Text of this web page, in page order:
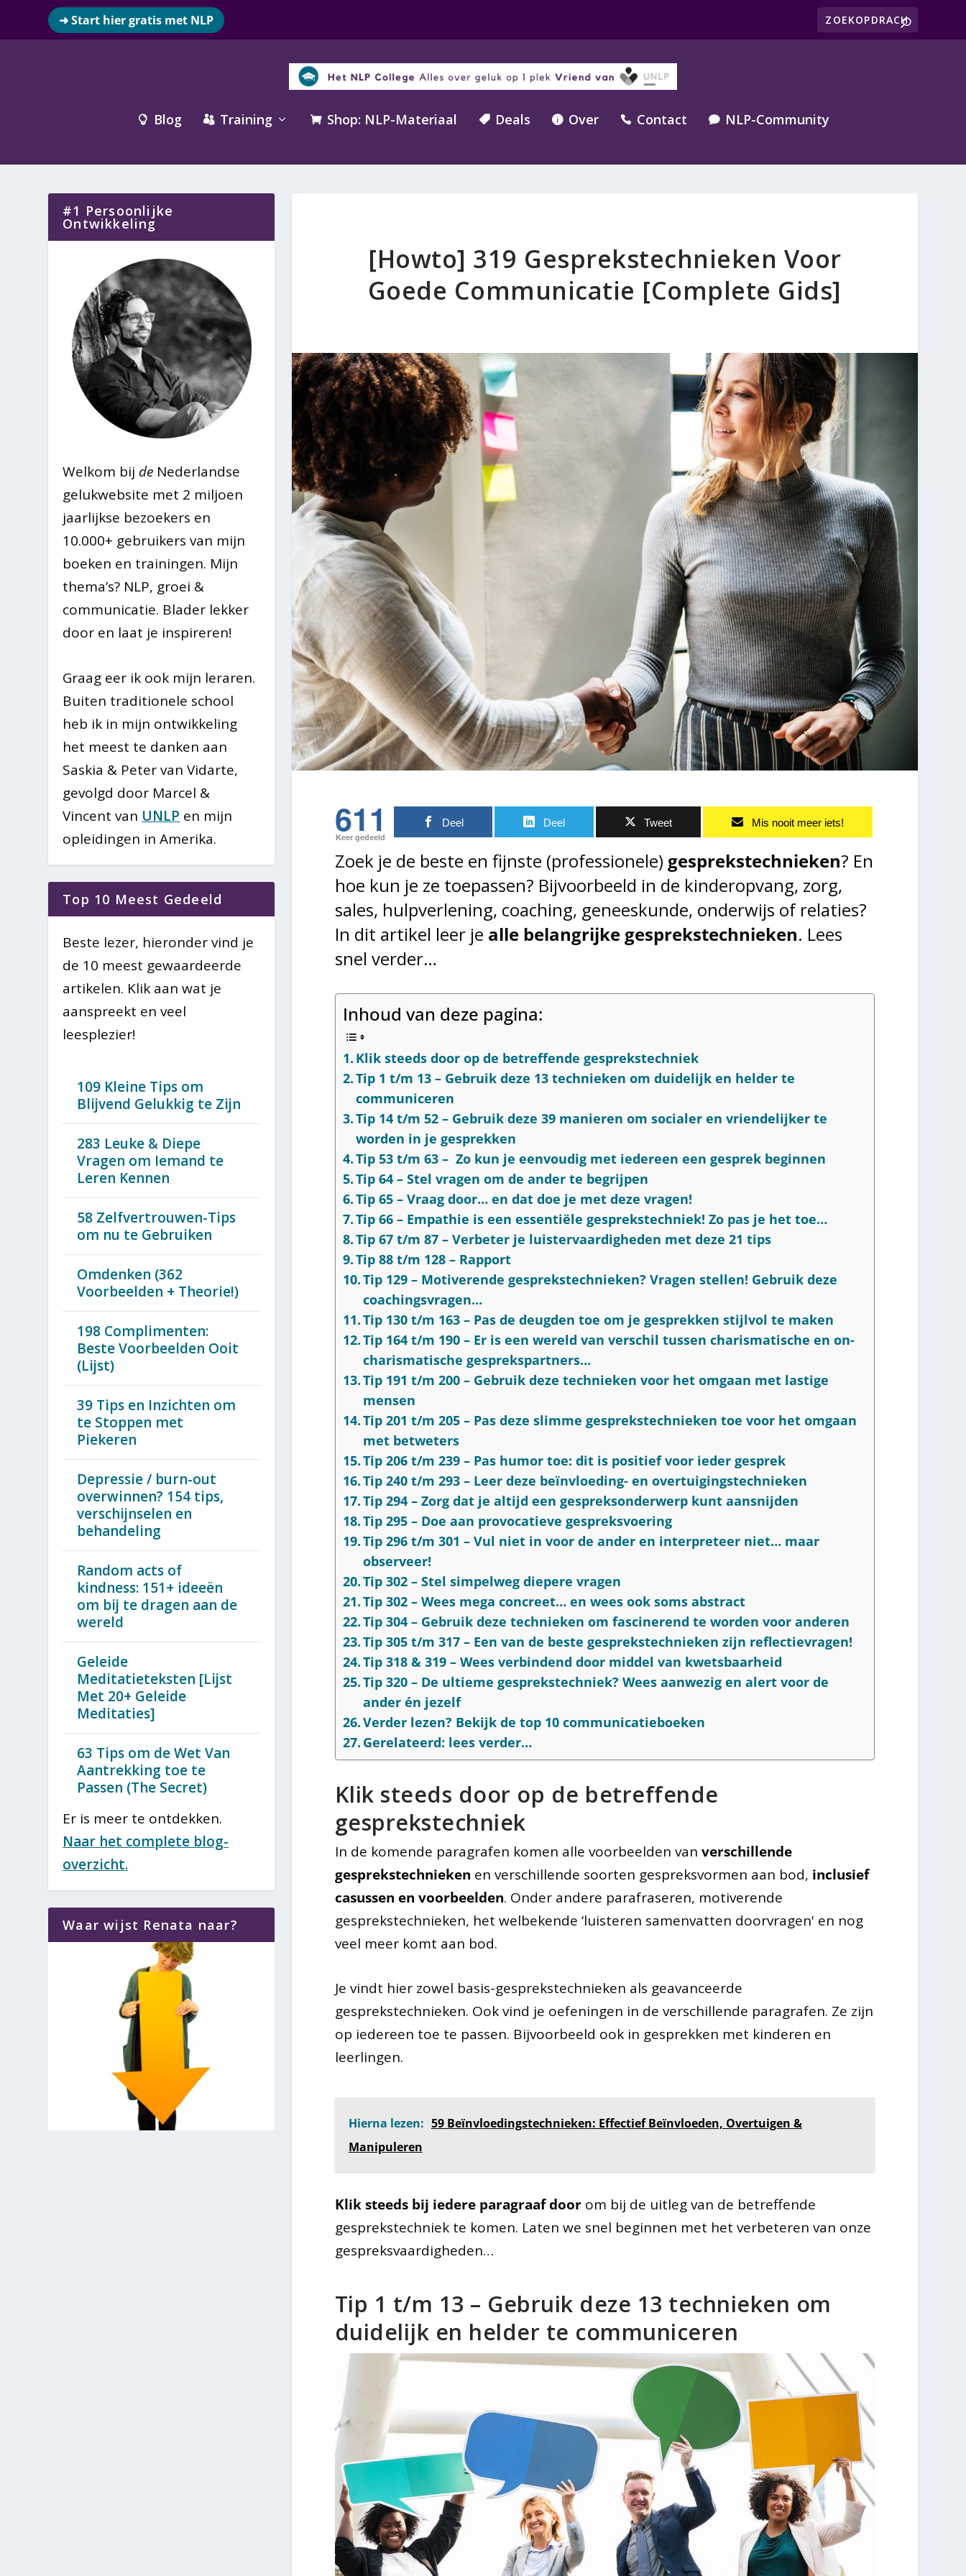
➜ Start hier gratis met NLP
 Blog  Training  Shop: NLP-Materiaal  Deals  Over  Contact  NLP-Community
[Howto] 319 Gesprekstechnieken Voor
Goede Communicatie [Complete Gids]
611
Keer gedeeld
Deel Deel Tweet Mis nooit meer iets!
Zoek je de beste en fijnste (professionele) gesprekstechnieken? En
hoe kun je ze toepassen? Bijvoorbeeld in de kinderopvang, zorg,
sales, hulpverlening, coaching, geneeskunde, onderwijs of relaties?
In dit artikel leer je alle belangrijke gesprekstechnieken. Lees
snel verder…
Inhoud van deze pagina:
Klik steeds door op de betreffende gesprekstechniek
Tip 1 t/m 13 – Gebruik deze 13 technieken om duidelijk en helder te
communiceren
Tip 14 t/m 52 – Gebruik deze 39 manieren om socialer en vriendelijker te
worden in je gesprekken
Tip 53 t/m 63 – Zo kun je eenvoudig met iedereen een gesprek beginnen
Tip 64 – Stel vragen om de ander te begrijpen
Tip 65 – Vraag door… en dat doe je met deze vragen!
Tip 66 – Empathie is een essentiële gesprekstechniek! Zo pas je het toe…
Tip 67 t/m 87 – Verbeter je luistervaardigheden met deze 21 tips
Tip 88 t/m 128 – Rapport
Tip 129 – Motiverende gesprekstechnieken? Vragen stellen! Gebruik deze
coachingsvragen…
Tip 130 t/m 163 – Pas de deugden toe om je gesprekken stijlvol te maken
Tip 164 t/m 190 – Er is een wereld van verschil tussen charismatische en on-
charismatische gesprekspartners…
Tip 191 t/m 200 – Gebruik deze technieken voor het omgaan met lastige
mensen
Tip 201 t/m 205 – Pas deze slimme gesprekstechnieken toe voor het omgaan
met betweters
Tip 206 t/m 239 – Pas humor toe: dit is positief voor ieder gesprek
Tip 240 t/m 293 – Leer deze beïnvloeding- en overtuigingstechnieken
Tip 294 – Zorg dat je altijd een gespreksonderwerp kunt aansnijden
Tip 295 – Doe aan provocatieve gespreksvoering
Tip 296 t/m 301 – Vul niet in voor de ander en interpreteer niet… maar
observeer!
Tip 302 – Stel simpelweg diepere vragen
Tip 302 – Wees mega concreet… en wees ook soms abstract
Tip 304 – Gebruik deze technieken om fascinerend te worden voor anderen
Tip 305 t/m 317 – Een van de beste gesprekstechnieken zijn reflectievragen!
Tip 318 & 319 – Wees verbindend door middel van kwetsbaarheid
Tip 320 – De ultieme gesprekstechniek? Wees aanwezig en alert voor de
ander én jezelf
Verder lezen? Bekijk de top 10 communicatieboeken
Gerelateerd: lees verder…
Klik steeds door op de betreffende
gesprekstechniek
In de komende paragrafen komen alle voorbeelden van verschillende
gesprekstechnieken en verschillende soorten gespreksvormen aan bod, inclusief
casussen en voorbeelden. Onder andere parafraseren, motiverende
gesprekstechnieken, het welbekende ‘luisteren samenvatten doorvragen' en nog
veel meer komt aan bod.
Je vindt hier zowel basis-gesprekstechnieken als geavanceerde
gesprekstechnieken. Ook vind je oefeningen in de verschillende paragrafen. Ze zijn
op iedereen toe te passen. Bijvoorbeeld ook in gesprekken met kinderen en
leerlingen.
Hierna lezen: 59 Beïnvloedingstechnieken: Effectief Beïnvloeden, Overtuigen &
Manipuleren
Klik steeds bij iedere paragraaf doorom bij de uitleg van de betreffende
gesprekstechniek te komen. Laten we snel beginnen met het verbeteren van onze
gespreksvaardigheden…
Tip 1 t/m 13 – Gebruik deze 13 technieken om
duidelijk en helder te communiceren
#1 Persoonlijke
Ontwikkeling
Welkom bij de Nederlandse
gelukwebsite met 2 miljoen
jaarlijkse bezoekers en
10.000+ gebruikers van mijn
boeken en trainingen. Mijn
thema’s? NLP, groei &
communicatie. Blader lekker
door en laat je inspireren!
Graag eer ik ook mijn leraren.
Buiten traditionele school
heb ik in mijn ontwikkeling
het meest te danken aan
Saskia & Peter van Vidarte,
gevolgd door Marcel &
Vincent van UNLP en mijn
opleidingen in Amerika.
Top 10 Meest Gedeeld
Beste lezer, hieronder vind je
de 10 meest gewaardeerde
artikelen. Klik aan wat je
aanspreekt en veel
leesplezier!
109 Kleine Tips om
Blijvend Gelukkig te Zijn
283 Leuke & Diepe
Vragen om Iemand te
Leren Kennen
58 Zelfvertrouwen-Tips
om nu te Gebruiken
Omdenken (362
Voorbeelden + Theorie!)
198 Complimenten:
Beste Voorbeelden Ooit
(Lijst)
39 Tips en Inzichten om
te Stoppen met
Piekeren
Depressie / burn-out
overwinnen? 154 tips,
verschijnselen en
behandeling
Random acts of
kindness: 151+ ideeën
om bij te dragen aan de
wereld
Geleide
Meditatieteksten [Lijst
Met 20+ Geleide
Meditaties]
63 Tips om de Wet Van
Aantrekking toe te
Passen (The Secret)
Er is meer te ontdekken.
Naar het complete blog-
overzicht.
Waar wijst Renata naar?